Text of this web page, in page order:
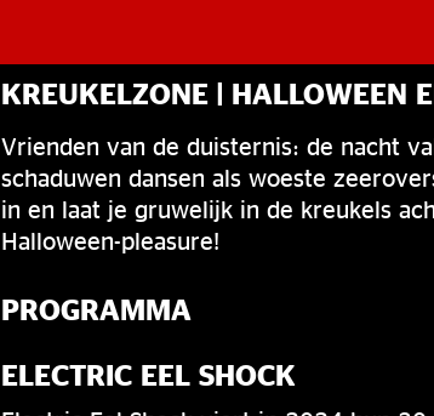
KREUKELZONE | HALLOWEEN
Vrienden van de duisternis: de nacht
schaduwen dansen als woeste
in en laat je gruwelijk in de kreukels
Halloween-pleasure!
PROGRAMMA
ELECTRIC EEL SHOCK